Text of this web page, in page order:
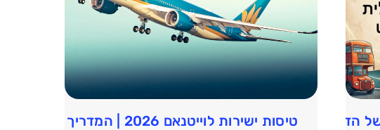
טיסות ישירות לוייטנאם 2026 | המדריך המלא לויזה אלקטרונית לויאטנם ותאילנד